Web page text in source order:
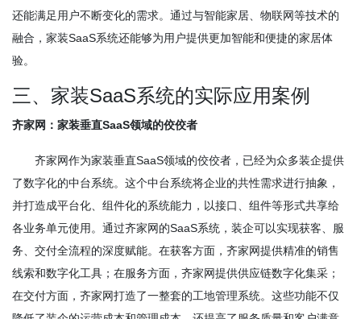
还能满足用户不断变化的需求。通过与智能家居、物联网等技术的
融合，家装SaaS系统还能够为用户提供更加智能和便捷的家居体
验。
三、家装SaaS系统的实际应用案例
齐家网：家装垂直SaaS领域的佼佼者
齐家网作为家装垂直SaaS领域的佼佼者，已经为众多装企提供
了数字化的中台系统。这个中台系统将企业的共性需求进行抽象，
并打造成平台化、组件化的系统能力，以接口、组件等形式共享给
各业务单元使用。通过齐家网的SaaS系统，装企可以实现获客、服
务、交付全流程的深度赋能。在获客方面，齐家网提供精准的销售
线索和数字化工具；在服务方面，齐家网提供供应链数字化集采；
在交付方面，齐家网打造了一整套的工地管理系统。这些功能不仅